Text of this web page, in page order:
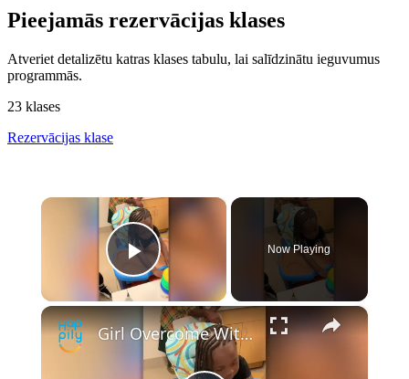
Pieejamās rezervācijas klases
Atveriet detalizētu katras klases tabulu, lai salīdzinātu ieguvumus
programmās.
23 klases
Rezervācijas klase
×
Play Video
Now Playing
×
Girl Overcome With Emotion Hearing Parents' Voices For First Time | Happily TV